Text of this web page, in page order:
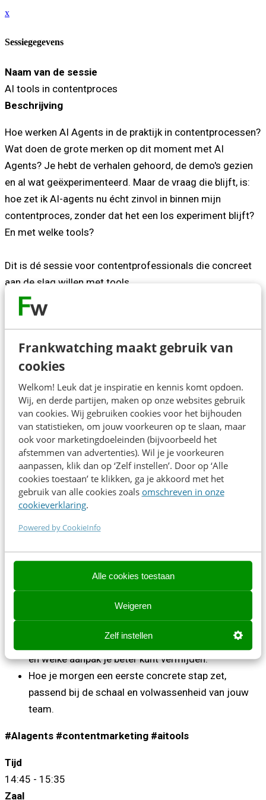
Frankwatching maakt gebruik van
cookies
Welkom! Leuk dat je inspiratie en kennis komt opdoen.
Wij, en derde partijen, maken op onze websites gebruik
van cookies. Wij gebruiken cookies voor het bijhouden
van statistieken, om jouw voorkeuren op te slaan, maar
ook voor marketingdoeleinden (bijvoorbeeld het
afstemmen van advertenties). Wil je je voorkeuren
aanpassen, klik dan op ‘Zelf instellen’. Door op ‘Alle
cookies toestaan’ te klikken, ga je akkoord met het
gebruik van alle cookies zoals omschreven in onze
cookieverklaring.
Powered by CookieInfo
Alle cookies toestaan
Weigeren
Zelf instellen
x
Sessiegegevens
Naam van de sessie
AI tools in contentproces
Beschrijving
Hoe werken AI Agents in de praktijk in contentprocessen?
Wat doen de grote merken op dit moment met AI
Agents? Je hebt de verhalen gehoord, de demo's gezien
en al wat geëxperimenteerd. Maar de vraag die blijft, is:
hoe zet ik AI-agents nu écht zinvol in binnen mijn
contentproces, zonder dat het een los experiment blijft?
En met welke tools?
Dit is dé sessie voor contentprofessionals die concreet
aan de slag willen met tools.
Sjoerd helpt organisaties dagelijks met content
assurance: AI inzetten om content op schaal (duizenden
pagina's tegelijk) te controleren en te verbeteren op o.a.
SEO, GEO, compliance, toegankelijkheid en spelling, en om
bestaande content slim te herkwalificeren. Vanuit die
praktijk neemt hij je mee in wat AI-agents zijn en,
minstens zo belangrijk: wat ze níet zijn. Met herkenbare
cases uit de contentpraktijk laat hij zien waar agents al
het verschil maken, en waar de grootste valkuilen zitten.
Het contentvak staat op een kantelpunt. Teams die nu
leren hoe ze agents slim inrichten, bouwen een
schaalbaarheid. Dit is het moment om de basis op orde
Na deze sessie weet je:
Wat je eerst op orde moet hebben voordat je agents
Welke toepassingen nu al werken bij grote merken,
en welke aanpak je beter kunt vermijden.
Hoe je morgen een eerste concrete stap zet,
passend bij de schaal en volwassenheid van jouw
team.
#AIagents #contentmarketing #aitools
Tijd
14:45 - 15:35
Zaal